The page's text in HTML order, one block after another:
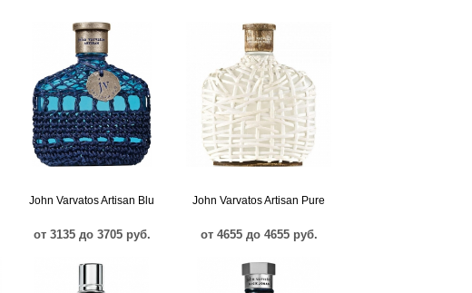
John Varvatos Artisan Blu
от 3135 до 3705 руб.
John Varvatos Artisan Pure
от 4655 до 4655 руб.